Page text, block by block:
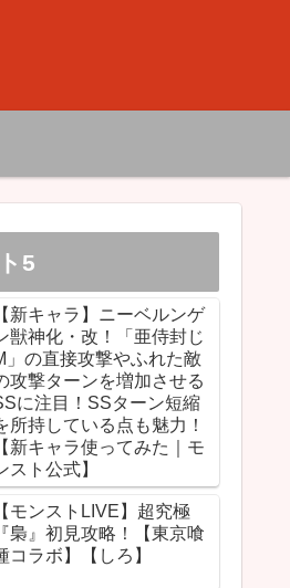
5
【新キャラ】ニーベルンゲ
獣神化・改！「亜侍封じ
」の直接攻撃やふれた敵
攻撃ターンを増加させる
に注目！SSターン短縮
所持している点も魅力！
【新キャラ使ってみた｜モ
スト公式】
【モンストLIVE】超究極
『梟』初見攻略！【東京喰
コラボ】【しろ】